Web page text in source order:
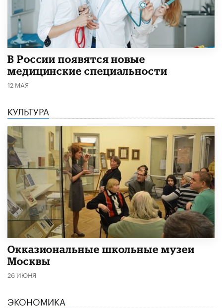
В России появятся новые
медицинские специальности
12 МАЯ
КУЛЬТУРА
​Окказиональные школьные музеи
Москвы
26 ИЮНЯ
ЭКОНОМИКА